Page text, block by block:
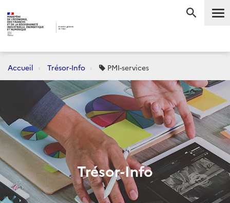
Accueil Trésor-Info PMI-services
Trésor-Info